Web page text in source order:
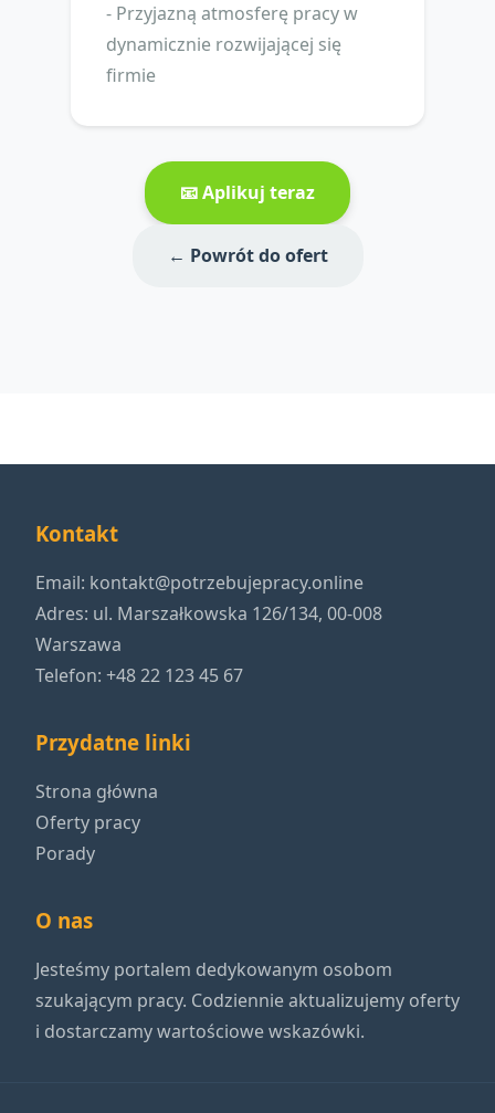
- Przyjazną atmosferę pracy w
dynamicznie rozwijającej się
firmie
📧 Aplikuj teraz
← Powrót do ofert
Kontakt
Email: kontakt@potrzebujepracy.online
Adres: ul. Marszałkowska 126/134, 00-008
Warszawa
Telefon: +48 22 123 45 67
Przydatne linki
Strona główna
Oferty pracy
Porady
O nas
Jesteśmy portalem dedykowanym osobom
szukającym pracy. Codziennie aktualizujemy oferty
i dostarczamy wartościowe wskazówki.